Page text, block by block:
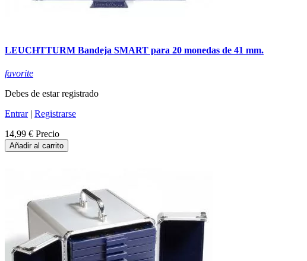
LEUCHTTURM Bandeja SMART para 20 monedas de 41 mm.
favorite
Debes de estar registrado
Entrar| Registrarse
14,99 € Precio
Añadir al carrito